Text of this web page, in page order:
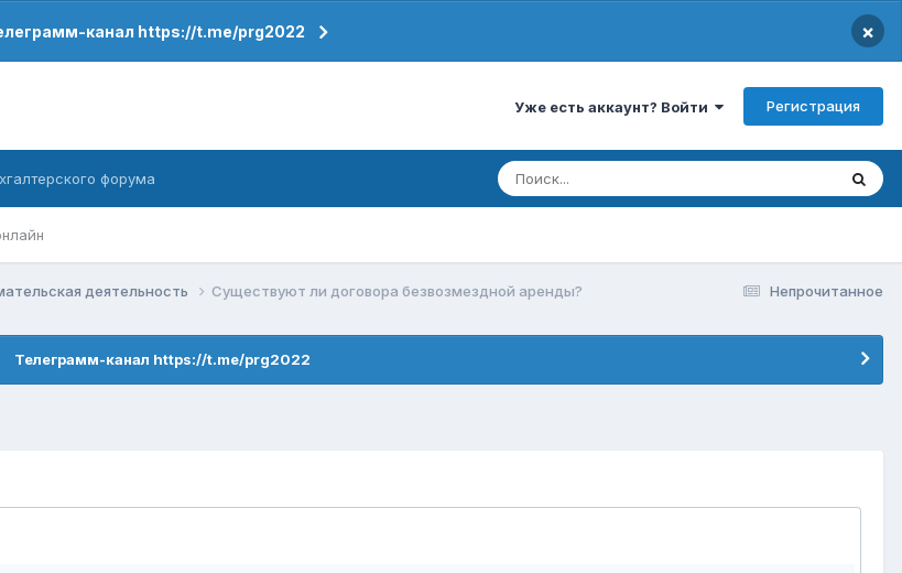
канал https://t.me/prg2022 ×
Уже есть аккаунт? Войти Регистрация
форума
Непрочитанное
деятельность Cуществуют ли договора безвозмездной аренды?
Телеграмм-канал https://t.me/prg2022